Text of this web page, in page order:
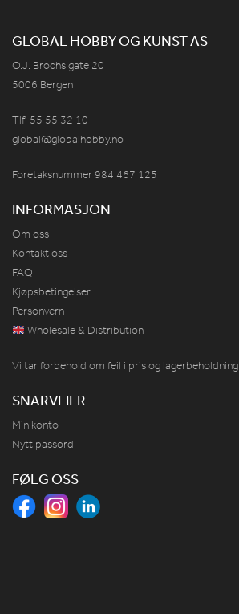
GLOBAL HOBBY OG KUNST AS
O.J. Brochs gate 20
5006 Bergen
Tlf: 55 55 32 10
global@globalhobby.no
Foretaksnummer 984 467 125
INFORMASJON
Om oss
Kontakt oss
FAQ
Kjøpsbetingelser
Personvern
Wholesale & Distribution
Vi tar forbehold om feil i pris og lagerbeholdning
SNARVEIER
Min konto
Nytt passord
FØLG OSS